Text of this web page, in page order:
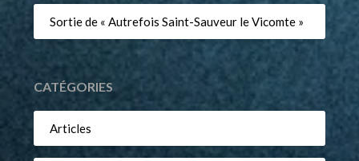
Sortie de « Autrefois Saint-Sauveur le Vicomte »
CATÉGORIES
Articles